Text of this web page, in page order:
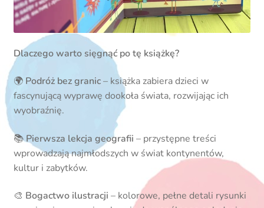
Dlaczego warto sięgnąć po tę książkę?
🌍 Podróż bez granic– książka zabiera dzieci w
fascynującą wyprawę dookoła świata, rozwijając ich
wyobraźnię.
📚Pierwsza lekcja geografii – przystępne treści
wprowadzają najmłodszych w świat kontynentów,
kultur i zabytków.
🎨 Bogactwo ilustracji – kolorowe, pełne detali rysunki